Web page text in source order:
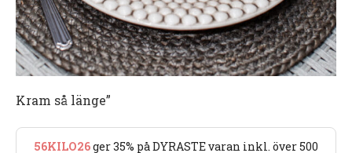
Kram så länge”
56KILO26ger 35% på DYRASTE varan inkl. över 500